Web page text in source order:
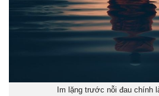
Im lặng trước nỗi đau chính